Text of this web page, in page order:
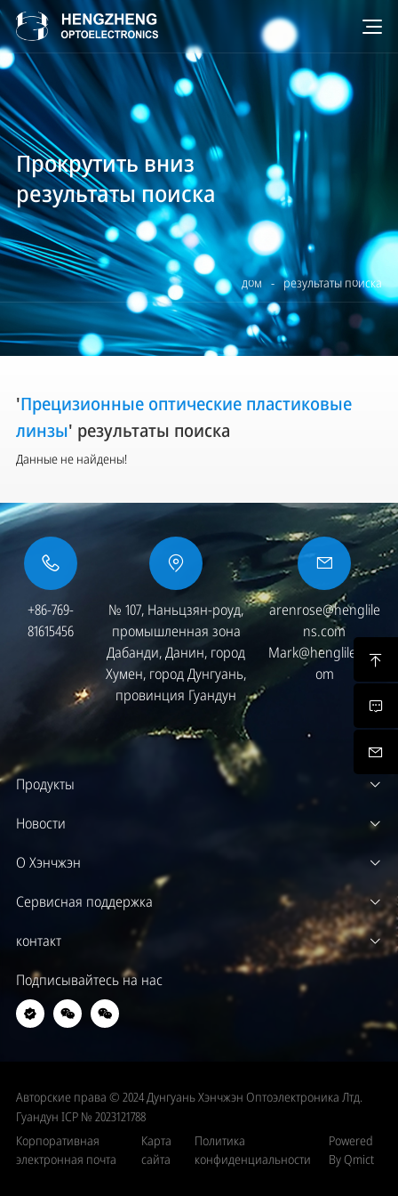
дом - результаты поиска
Прокрутить вниз
результаты поиска
'Прецизионные оптические пластиковые
линзы' результаты поиска
Данные не найдены!
+86-769-
81615456
№ 107, Наньцзян-роуд,
промышленная зона
Дабанди, Данин, город
Хумен, город Дунгуань,
провинция Гуандун
arenrose@henglile
ns.com
Mark@henglilens.c
om
Продукты
Новости
О Хэнчжэн
Сервисная поддержка
контакт
Подписывайтесь на нас
Авторские права © 2024 Дунгуань Хэнчжэн Оптоэлектроника Лтд.
Гуандун ICP № 2023121788
Корпоративная
электронная почта
Карта
сайта
Политика
конфиденциальности
Powered
By Qmict